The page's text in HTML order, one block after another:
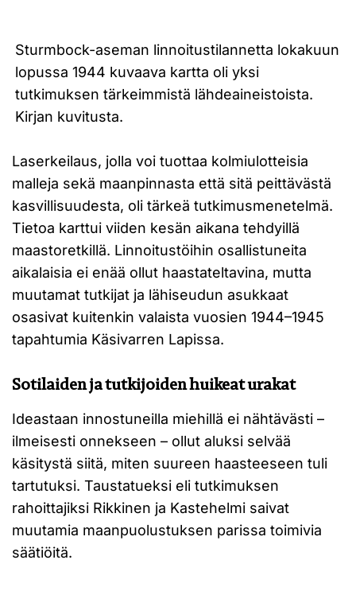
Sturmbock-aseman linnoitustilannetta lokakuun
lopussa 1944 kuvaava kartta oli yksi
tutkimuksen tärkeimmistä lähdeaineistoista.
Kirjan kuvitusta.
Laserkeilaus, jolla voi tuottaa kolmiulotteisia
malleja sekä maanpinnasta että sitä peittävästä
kasvillisuudesta, oli tärkeä tutkimusmenetelmä.
Tietoa karttui viiden kesän aikana tehdyillä
maastoretkillä. Linnoitustöihin osallistuneita
aikalaisia ei enää ollut haastateltavina, mutta
muutamat tutkijat ja lähiseudun asukkaat
osasivat kuitenkin valaista vuosien 1944–1945
tapahtumia Käsivarren Lapissa.
Sotilaiden ja tutkijoiden huikeat urakat
Ideastaan innostuneilla miehillä ei nähtävästi –
ilmeisesti onnekseen – ollut aluksi selvää
käsitystä siitä, miten suureen haasteeseen tuli
tartutuksi. Taustatueksi eli tutkimuksen
rahoittajiksi Rikkinen ja Kastehelmi saivat
muutamia maanpuolustuksen parissa toimivia
säätiöitä.